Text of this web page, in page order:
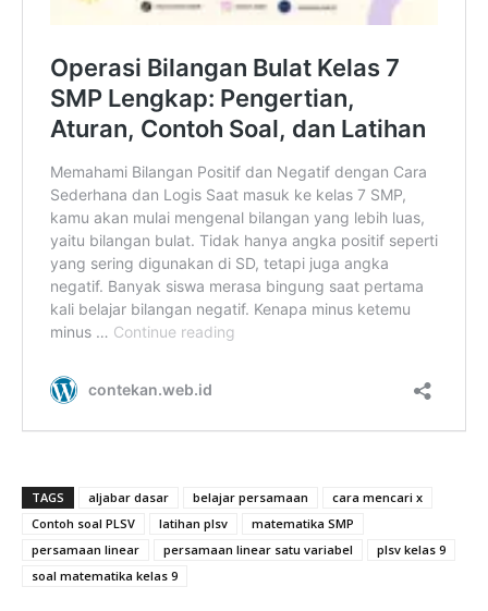
TAGS aljabar dasar belajar persamaan
cara mencari x
Contoh soal PLSV
latihan plsv
matematika SMP
persamaan linear
persamaan linear satu variabel
plsv kelas 9
soal matematika kelas 9